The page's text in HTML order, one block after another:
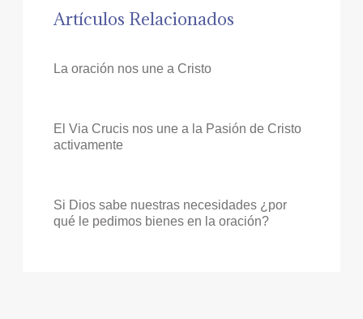
Artículos Relacionados
La oración nos une a Cristo
El Via Crucis nos une a la Pasión de Cristo
activamente
Si Dios sabe nuestras necesidades ¿por
qué le pedimos bienes en la oración?